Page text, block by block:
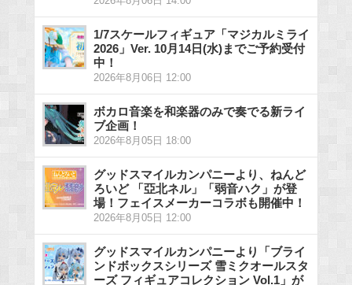
1/7スケールフィギュア「マジカルミライ
2026」Ver. 10月14日(水)までご予約受付
中！
2026年8月06日 12:00
ボカロ音楽を和楽器のみで奏でる新ライ
ブ企画！
2026年8月05日 18:00
グッドスマイルカンパニーより、ねんど
ろいど 「亞北ネル」「弱音ハク」が登
場！フェイスメーカーコラボも開催中！
2026年8月05日 12:00
グッドスマイルカンパニーより「ブライ
ンドボックスシリーズ 雪ミクオールスタ
ーズ フィギュアコレクション Vol.1」が